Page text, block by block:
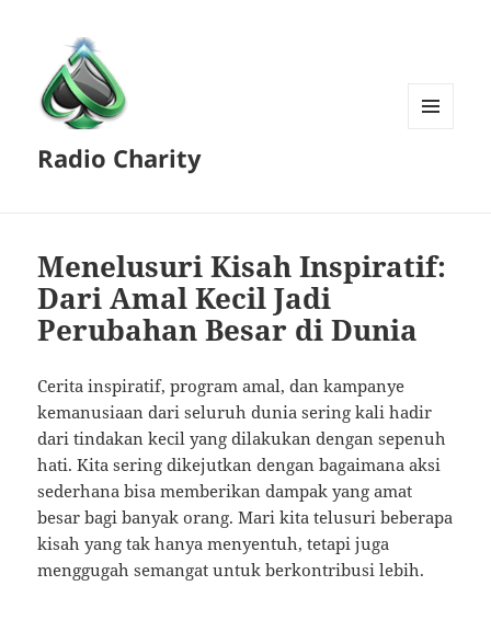
Radio Charity
Menelusuri Kisah Inspiratif:
Dari Amal Kecil Jadi
Perubahan Besar di Dunia
Cerita inspiratif, program amal, dan kampanye
kemanusiaan dari seluruh dunia sering kali hadir
dari tindakan kecil yang dilakukan dengan sepenuh
hati. Kita sering dikejutkan dengan bagaimana aksi
sederhana bisa memberikan dampak yang amat
besar bagi banyak orang. Mari kita telusuri beberapa
kisah yang tak hanya menyentuh, tetapi juga
menggugah semangat untuk berkontribusi lebih.